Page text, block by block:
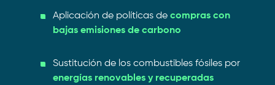
Aplicación de políticas de compras con
bajas emisiones de carbono
Sustitución de los combustibles fósiles por
energías renovables y recuperadas